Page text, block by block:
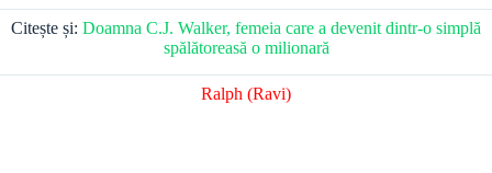
Citește și: Doamna C.J. Walker, femeia care a devenit dintr-o simplă
spălătoreasă o milionară
Ralph (Ravi)